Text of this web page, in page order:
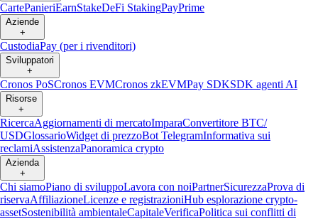
CartePanieriEarnStakeDeFi StakingPayPrime
Aziende
+
CustodiaPay (per i rivenditori)
Sviluppatori
+
Cronos PoSCronos EVMCronos zkEVMPay SDKSDK agenti AI
Risorse
+
RicercaAggiornamenti di mercatoImparaConvertitore BTC/
USDGlossarioWidget di prezzoBot TelegramInformativa sui
reclamiAssistenzaPanoramica crypto
Azienda
+
Chi siamoPiano di sviluppoLavora con noiPartnerSicurezzaProva di
riservaAffiliazioneLicenze e registrazioniHub esplorazione crypto-
assetSostenibilità ambientaleCapitaleVerificaPolitica sui conflitti di